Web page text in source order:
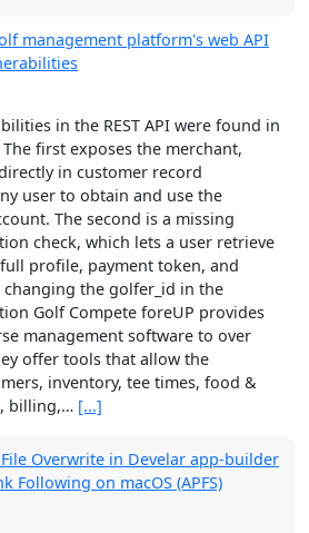
management platform's web API
in the REST API were found in
first exposes the merchant,
in customer record
user to obtain and use the
The second is a missing
check, which lets a user retrieve
profile, payment token, and
the golfer_id in the
Golf Compete foreUP provides
management software to over
offer tools that allow the
inventory, tee times, food &
billing,… [...]
Overwrite in Develar app-builder
Following on macOS (APFS)